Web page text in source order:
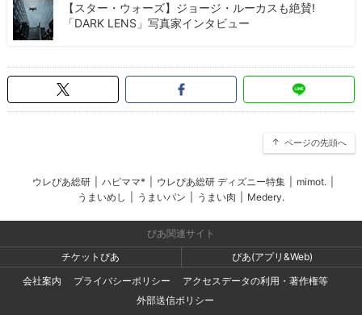
【スター・ウォーズ】ジョージ・ルーカスも絶賛!
「DARK LENS」写真家インタビュー
ページの先頭へ
ウレぴあ総研 ハピママ* ウレぴあ総研 ディズニー特集 mimot.
うまいめし
うまいパン うまい肉 Medery.
ぴあ関連サイト
チケットぴあ
ぴあ(アプリ&Web)
会社案内
プライバシーポリシー
アクセスデータの利用・著作権等
外部送信ポリシー